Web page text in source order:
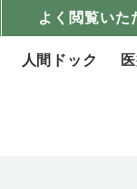
よく閲覧いた
人間ドック